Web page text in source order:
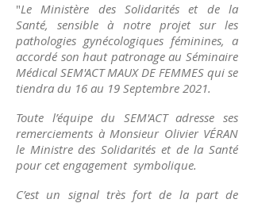
"Le Ministère des Solidarités et de la
Santé, sensible à notre projet sur les
pathologies gynécologiques féminines, a
accordé son haut patronage au Séminaire
Médical SEM'ACT MAUX DE FEMMES qui se
tiendra du 16 au 19 Septembre 2021.
Toute l’équipe du SEM'ACT adresse ses
remerciements à Monsieur Olivier VÉRAN
le Ministre des Solidarités et de la Santé
pour cet engagement symbolique.
C’est un signal très fort de la part de